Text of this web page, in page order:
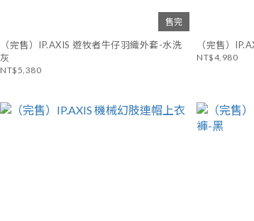
售完
（完售）IP.AXIS 遊牧者牛仔羽織外套-水洗
灰
NT$5,380
NT$4,980